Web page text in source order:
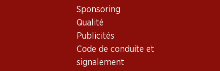
Sponsoring
Qualité
Publicités
Code de conduite et
signalement
Restez au courant grâce à la newsletter Denner. Inscrivez-